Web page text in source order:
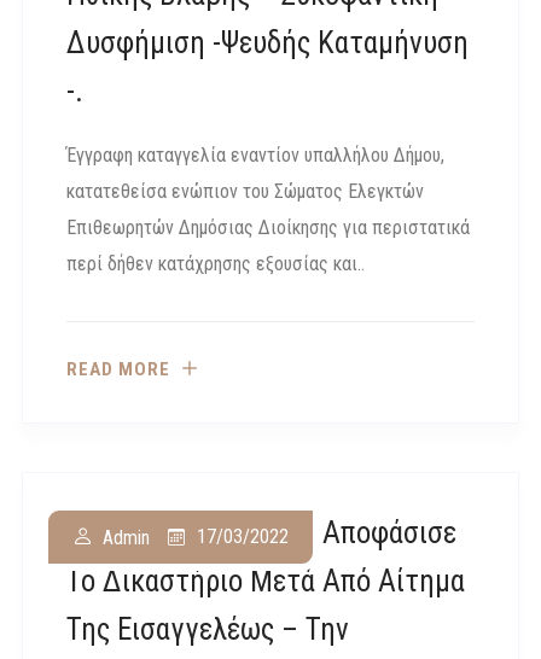
Δυσφήμιση -Ψευδής Καταμήνυση
-.
Έγγραφη καταγγελία εναντίον υπαλλήλου Δήμου,
κατατεθείσα ενώπιον του Σώματος Ελεγκτών
Επιθεωρητών Δημόσιας Διοίκησης για περιστατικά
περί δήθεν κατάχρησης εξουσίας και..
READ MORE
Υπόθεση 8χρονης: Τι Αποφάσισε
Το Δικαστήριο Μετά Από Αίτημα
Της Εισαγγελέως – Την
Admin 17/03/2022